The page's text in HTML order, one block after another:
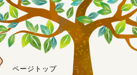
ページトップ